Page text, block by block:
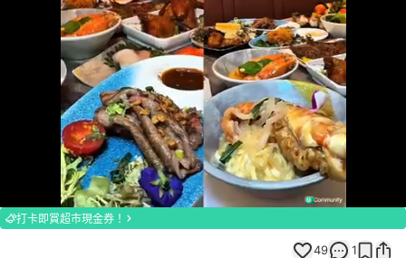
Loaded:
100.00%
打卡即賞超市現金券！
49 1